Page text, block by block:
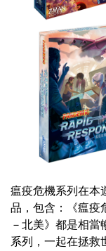
瘟疫危機系列在本
品，包含：《瘟疫
－北美》都是相
系列，一起在拯救